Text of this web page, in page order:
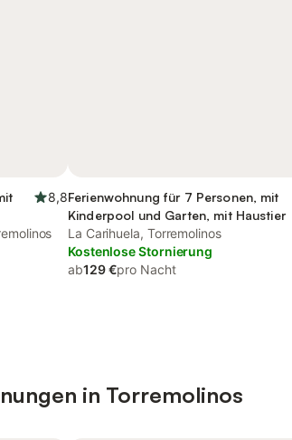
8,8Ferienwohnung für 7 Personen, mit
Kinderpool und Garten, mit Haustier
La Carihuela, Torremolinos
Kostenlose Stornierung
ab129 €pro Nacht
in Torremolinos